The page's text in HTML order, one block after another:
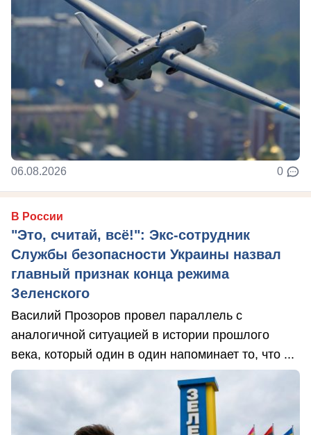
06.08.2026 0
В России
"Это, считай, всё!": Экс-сотрудник
Службы безопасности Украины назвал
главный признак конца режима
Зеленского
Василий Прозоров провел параллель с
аналогичной ситуацией в истории прошлого
века, который один в один напоминает то, что ...